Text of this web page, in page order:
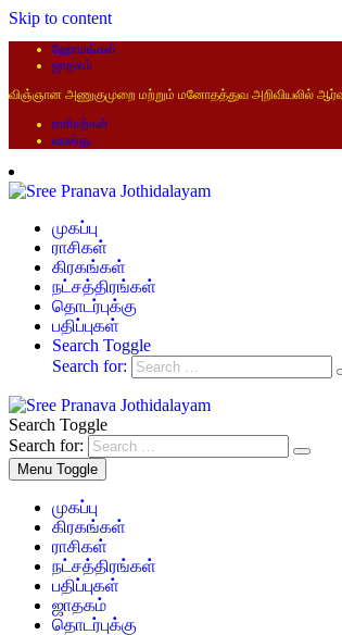
Skip to content
ஹோமங்கள்
ஜாதகம்
விஞ்ஞான அணுகுமுறை மற்றும் மனோதத்துவ அறிவியலில்
ராசிகற்கள்
வாஸ்து
முகப்பு
ராசிகள்
கிரகங்கள்
நட்சத்திரங்கள்
தொடர்புக்கு
பதிப்புகள்
Search Toggle
Search for:
Search Toggle
Search for:
Menu Toggle
முகப்பு
கிரகங்கள்
ராசிகள்
நட்சத்திரங்கள்
பதிப்புகள்
ஜாதகம்
தொடர்புக்கு